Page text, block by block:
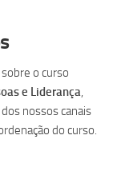
o curso
e Liderança,
nossos canais
do curso.